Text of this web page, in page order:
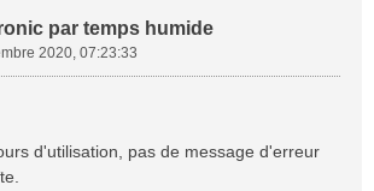
par temps humide
2020, 07:23:33
d'utilisation, pas de message d'erreur